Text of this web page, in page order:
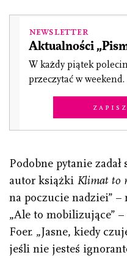
Newsletter
Aktualności
W każdy piątek
przeczytać w weekend.
Podobne pytanie zadał
autor książki Klimat to
na poczucie nadziei” –
„Ale to mobilizujące”
Foer. „Jasne, kiedy
jeśli nie jesteś